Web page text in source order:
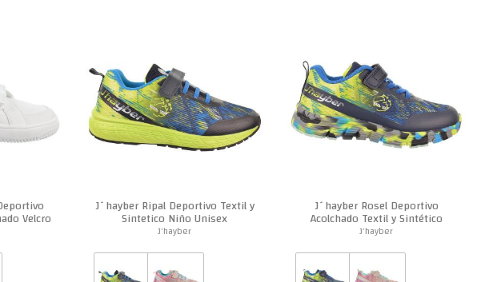
Velcro
J´hayber Ripal Deportivo Textil y
Sintetico Niño Unisex
J'hayber
J´hayber Rosel Deportivo
Acolchado Textil y Sintético
Unisex
J'hayber